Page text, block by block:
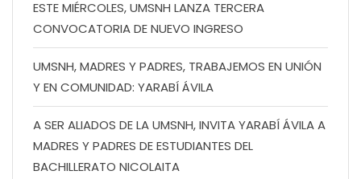
ESTE MIÉRCOLES, UMSNH LANZA TERCERA
CONVOCATORIA DE NUEVO INGRESO
UMSNH, MADRES Y PADRES, TRABAJEMOS EN UNIÓN
Y EN COMUNIDAD: YARABÍ ÁVILA
A SER ALIADOS DE LA UMSNH, INVITA YARABÍ ÁVILA A
MADRES Y PADRES DE ESTUDIANTES DEL
BACHILLERATO NICOLAITA